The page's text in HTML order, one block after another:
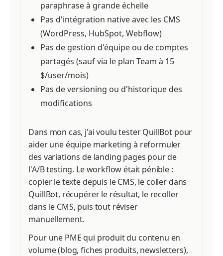
paraphrase à grande échelle
Pas d'intégration native avec les CMS
(WordPress, HubSpot, Webflow)
Pas de gestion d'équipe ou de comptes
partagés (sauf via le plan Team à 15
$/user/mois)
Pas de versioning ou d'historique des
modifications
Dans mon cas, j'ai voulu tester QuillBot pour
aider une équipe marketing à reformuler
des variations de landing pages pour de
l'A/B testing. Le workflow était pénible :
copier le texte depuis le CMS, le coller dans
QuillBot, récupérer le résultat, le recoller
dans le CMS, puis tout réviser
manuellement.
Pour une PME qui produit du contenu en
volume (blog, fiches produits, newsletters),